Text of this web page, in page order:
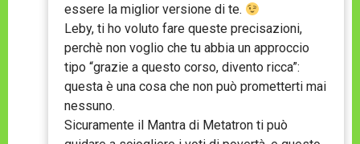
essere la miglior versione di te.
Leby, ti ho voluto fare queste precisazioni,
perchè non voglio che tu abbia un approccio
tipo “grazie a questo corso, divento ricca”:
questa è una cosa che non può prometterti mai
nessuno.
Sicuramente il Mantra di Metatron ti può